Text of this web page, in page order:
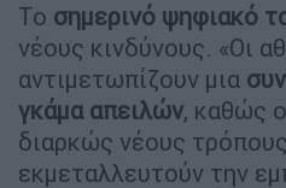
Το σημερινό ψηφιακό
νέους κινδύνους. «Οι
αντιμετωπίζουν μια
γκάμα απειλών, καθώς
διαρκώς νέους
εκμεταλλευτούν την